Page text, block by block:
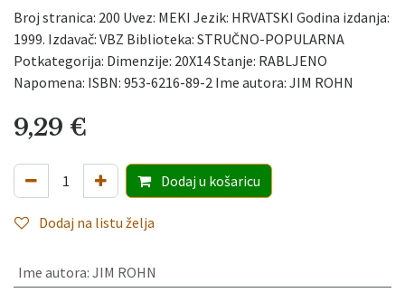
Broj stranica: 200 Uvez: MEKI Jezik: HRVATSKI Godina izdanja:
1999. Izdavač: VBZ Biblioteka: STRUČNO-POPULARNA
Potkategorija: Dimenzije: 20X14 Stanje: RABLJENO
Napomena: ISBN: 953-6216-89-2 Ime autora: JIM ROHN
9,29 €
Dodaju košaricu
Dodaj na listu želja
Ime autora: JIM ROHN